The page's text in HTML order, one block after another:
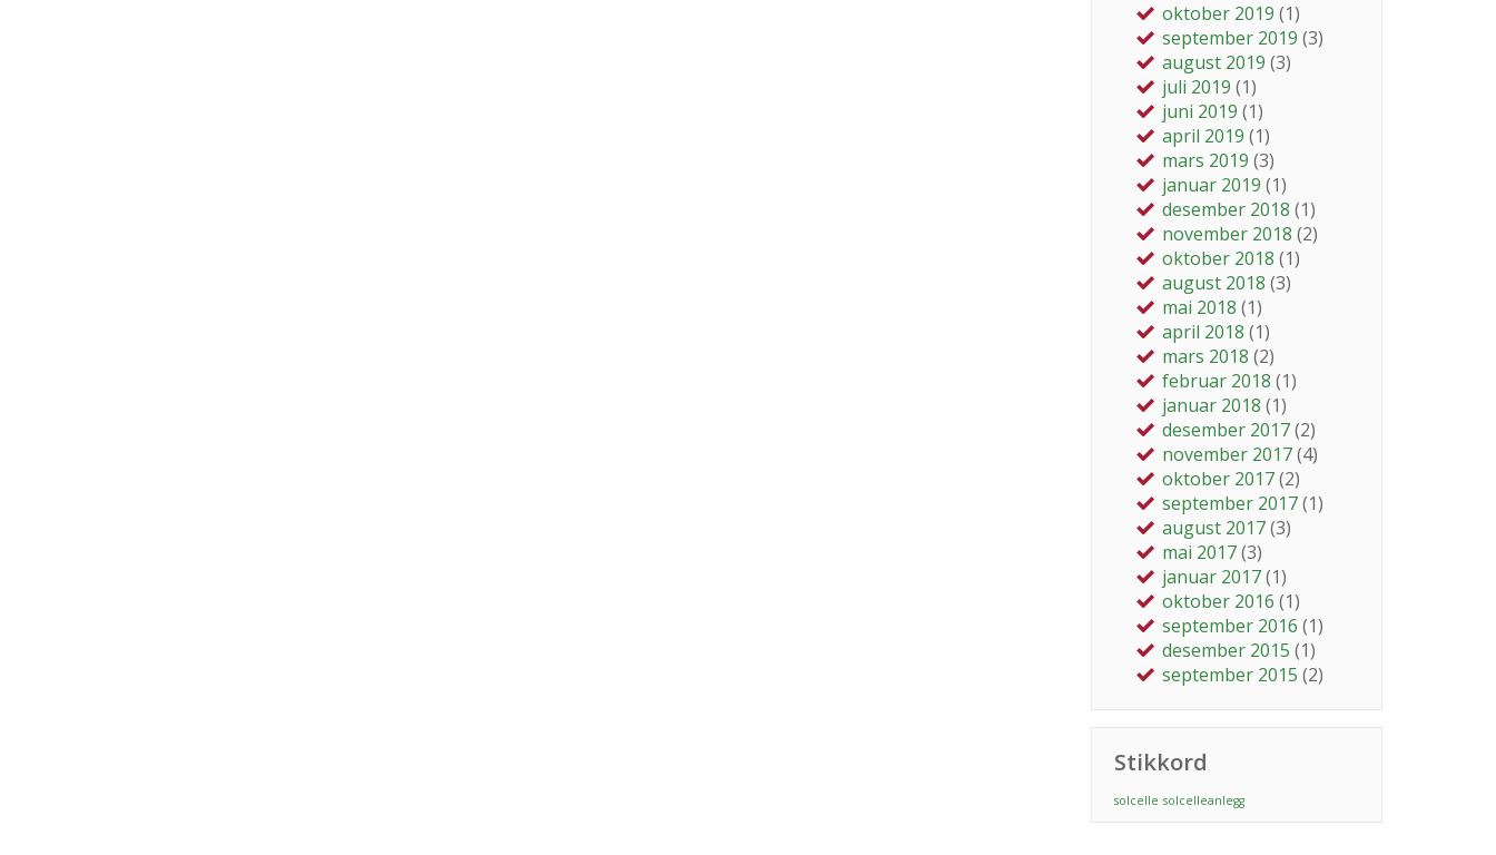
oktober 2019 (1)
september 2019 (3)
august 2019 (3)
juli 2019 (1)
juni 2019 (1)
april 2019 (1)
mars 2019 (3)
januar 2019 (1)
desember 2018 (1)
november 2018 (2)
oktober 2018 (1)
august 2018 (3)
mai 2018 (1)
april 2018 (1)
mars 2018 (2)
februar 2018 (1)
januar 2018 (1)
desember 2017(2)
november 2017(4)
oktober 2017(2)
september 2017(1)
august 2017(3)
mai 2017(3)
januar 2017(1)
oktober 2016 (1)
september 2016 (1)
desember 2015 (1)
september 2015 (2)
Stikkord
solcelle solcelleanlegg